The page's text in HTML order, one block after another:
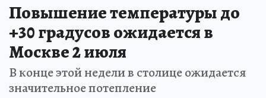
Повышение температуры до
+30 градусов ожидается в
Москве 2 июля
В конце этой недели в столице ожидается
значительное потепление